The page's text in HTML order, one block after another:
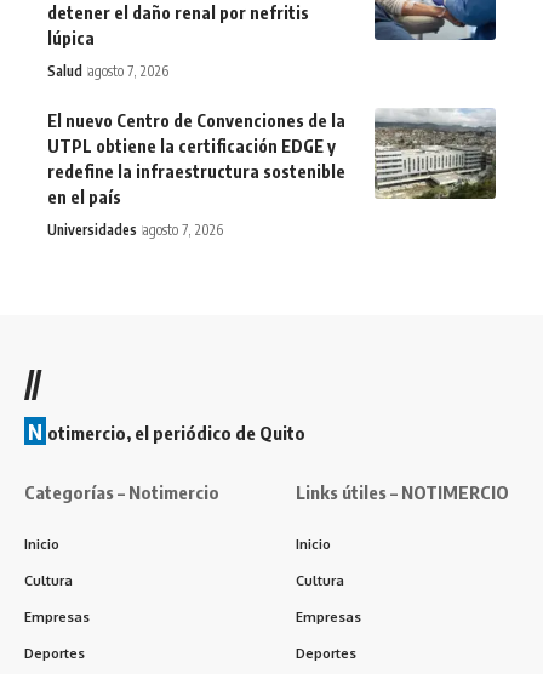
detener el daño renal por nefritis
lúpica
Salud agosto 7, 2026
El nuevo Centro de Convenciones de la
UTPL obtiene la certificación EDGE y
redefine la infraestructura sostenible
en el país
Universidades agosto 7, 2026
//
N otimercio, el periódico de Quito
Categorías – Notimercio
Inicio
Cultura
Empresas
Deportes
Links útiles – NOTIMERCIO
Inicio
Cultura
Empresas
Deportes